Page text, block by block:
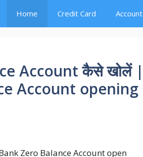
Home Credit Card Account
Account कैसे खोलें |
Account opening
Zero Balance Account open